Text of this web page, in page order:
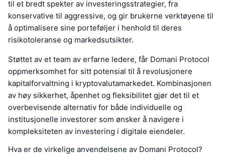
til et bredt spekter av investeringsstrategier, fra
konservative til aggressive, og gir brukerne verktøyene til
å optimalisere sine porteføljer i henhold til deres
risikotoleranse og markedsutsikter.
Støttet av et team av erfarne ledere, får Domani Protocol
oppmerksomhet for sitt potensial til å revolusjonere
kapitalforvaltning i kryptovalutamarkedet. Kombinasjonen
av høy sikkerhet, åpenhet og fleksibilitet gjør det til et
overbevisende alternativ for både individuelle og
institusjonelle investorer som ønsker å navigere i
kompleksiteten av investering i digitale eiendeler.
Hva er de virkelige anvendelsene av Domani Protocol?